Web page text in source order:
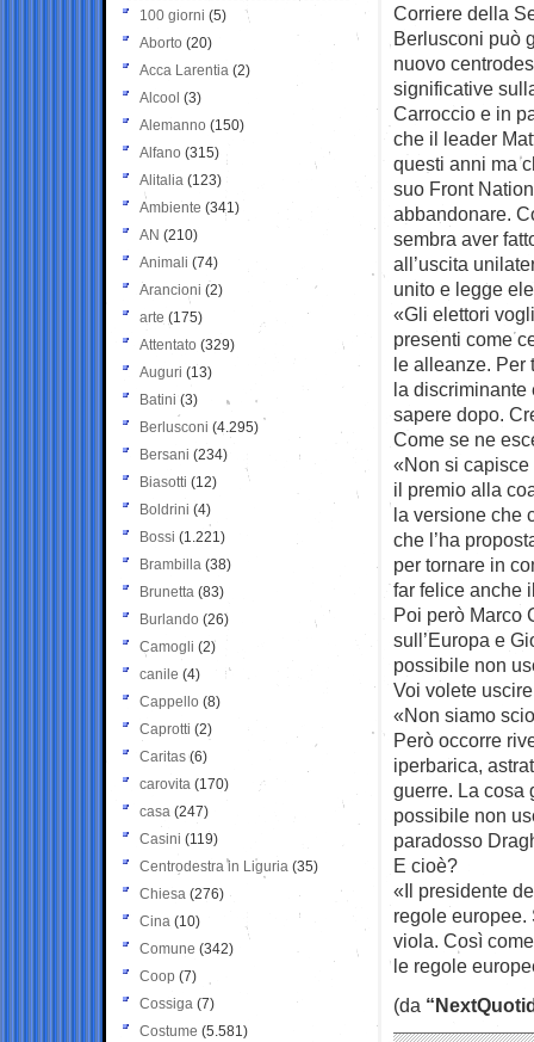
Corriere della
Berlusconi può
nuovo
significative
Carroccio e in
che il leader
questi anni ma
suo Front
abbandonare.
sembra aver
all’uscita
unito e legge
«Gli elettori
presenti come
le alleanze. Per
la discriminante
sapere dopo.
Come se ne
«Non si
il premio alla
la versione che
che l’ha
per tornare in
far felice anche
Poi però Marco
sull’Europa e
possibile non
Voi volete
«Non siamo
Però occorre
iperbarica,
guerre. La cosa
possibile non
paradosso
E cioè?
«Il presidente
regole europee.
viola. Così
le regole
(da
100 giorni (5)
Aborto (20)
Acca Larentia (2)
Alcool (3)
Alemanno (150)
Alfano (315)
Alitalia (123)
Ambiente (341)
AN (210)
Animali (74)
Arancioni (2)
arte (175)
Attentato (329)
Auguri (13)
Batini (3)
Berlusconi (4.295)
Bersani (234)
Biasotti (12)
Boldrini (4)
Bossi (1.221)
Brambilla (38)
Brunetta (83)
Burlando (26)
Camogli (2)
canile (4)
Cappello (8)
Caprotti (2)
Caritas (6)
carovita (170)
casa (247)
Casini (119)
Centrodestra in Liguria (35)
Chiesa (276)
Cina (10)
Comune (342)
Coop (7)
Cossiga (7)
Costume (5.581)